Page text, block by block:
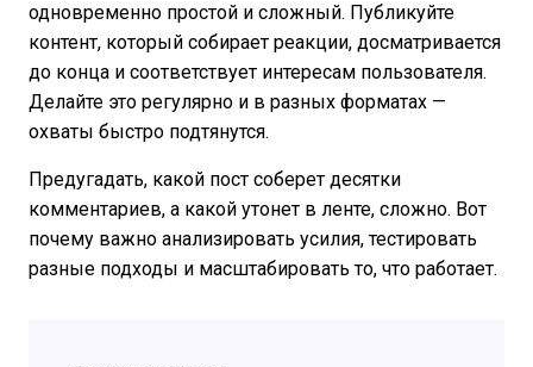
одновременно простой и сложный. Публикуйте
контент, который собирает реакции, досматривается
до конца и соответствует интересам пользователя.
Делайте это регулярно и в разных форматах —
охваты быстро подтянутся.
Предугадать, какой пост соберет десятки
комментариев, а какой утонет в ленте, сложно. Вот
почему важно анализировать усилия, тестировать
разные подходы и масштабировать то, что работает.